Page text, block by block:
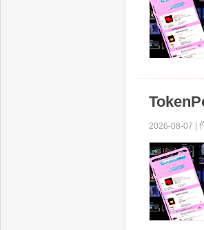
2026-08-07 |